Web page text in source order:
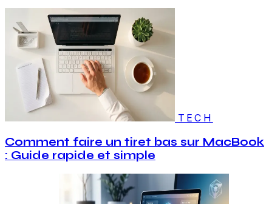
TECH
Comment faire un tiret bas sur MacBook
: Guide rapide et simple